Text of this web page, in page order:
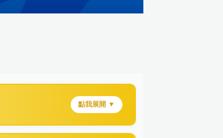
點我展開 ▼